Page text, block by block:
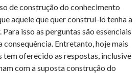
de construção do conhecimento
aquele que quer construí-lo tenha a
isso as perguntas são essenciais
consequência. Entretanto, hoje mais
tem oferecido as respostas, inclusive
com a suposta construção do